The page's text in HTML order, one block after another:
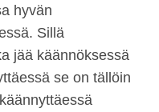
hyvän
Sillä
jää käännöksessä
se on tällöin